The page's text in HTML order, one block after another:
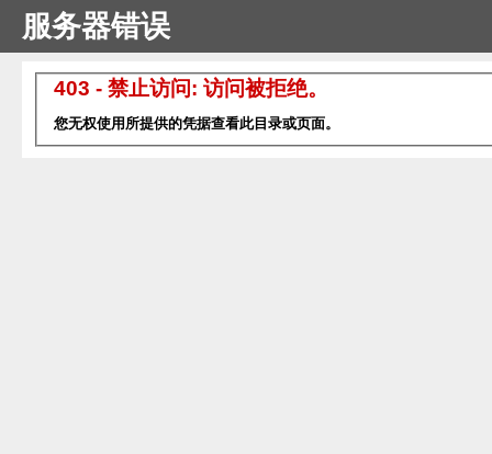
服务器错误
403 - 禁止访问: 访问被拒绝。
您无权使用所提供的凭据查看此目录或页面。